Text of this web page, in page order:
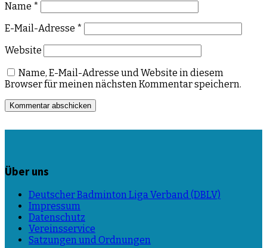
Name *
E-Mail-Adresse *
Website
Name, E-Mail-Adresse und Website in diesem
Browser für meinen nächsten Kommentar speichern.
Über uns
Deutscher Badminton Liga Verband (DBLV)
Impressum
Datenschutz
Vereinsservice
Satzungen und Ordnungen